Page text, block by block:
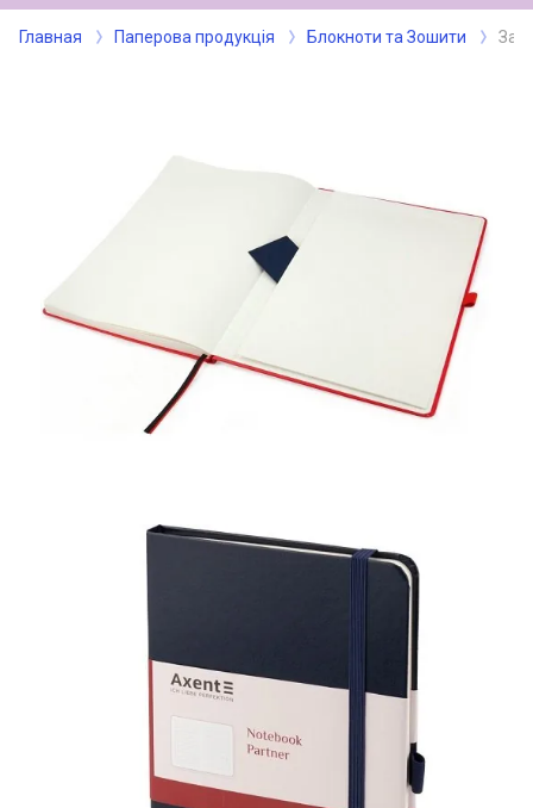
Главная Паперова продукція Блокноти та Зошити